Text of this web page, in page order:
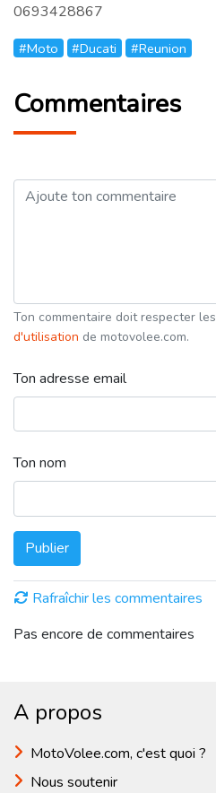
0693428867
#Moto #Ducati #Reunion
Commentaires
Ton commentaire doit respecter les
d'utilisation de motovolee.com.
Ton adresse email
Ton nom
Publier
Rafraîchir les commentaires
Pas encore de commentaires
A propos
MotoVolee.com, c'est quoi ?
Nous soutenir